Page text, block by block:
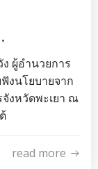
ผู้อำนวยการ
งนโยบายจาก
งหวัดพะเยา ณ
read more